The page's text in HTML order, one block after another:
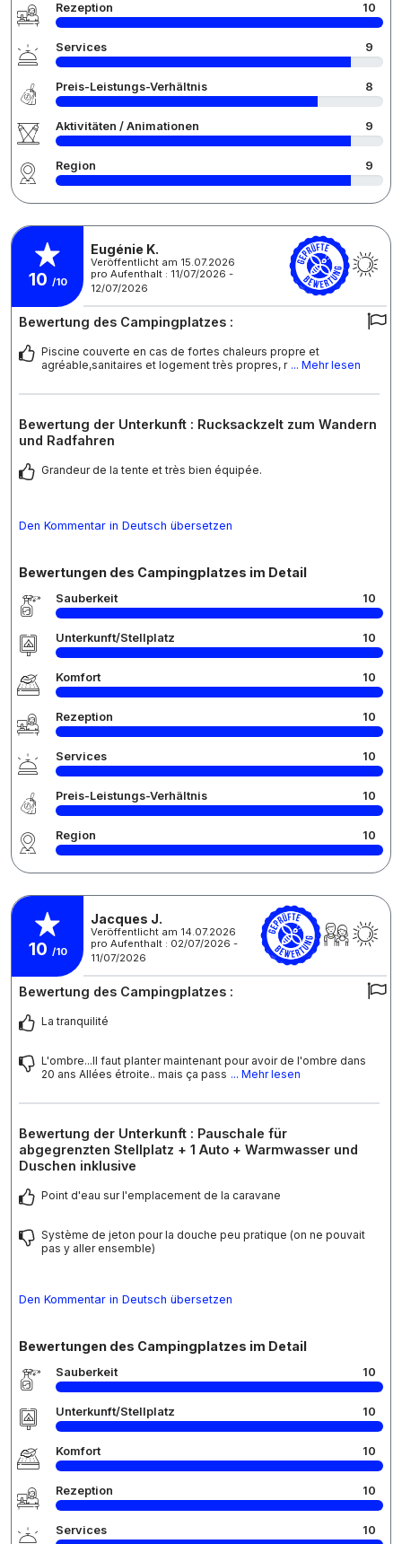
Rezeption 10
Services 9
Preis-Leistungs-Verhältnis 8
Aktivitäten / Animationen 9
Region 9
10 /10
Eugénie K.
Veröffentlicht am 15.07.2026
pro Aufenthalt : 11/07/2026 -
12/07/2026
Bewertung des Campingplatzes :
Piscine couverte en cas de fortes chaleurs propre et
agréable,sanitaires et logement très propres, r ... Mehr lesen
Bewertung der Unterkunft : Rucksackzelt zum Wandern
und Radfahren
Grandeur de la tente et très bien équipée.
Den Kommentar in Deutsch übersetzen
Bewertungen des Campingplatzes im Detail
Sauberkeit 10
Unterkunft/Stellplatz 10
Komfort 10
Rezeption 10
Services 10
Preis-Leistungs-Verhältnis 10
Region 10
10 /10
Jacques J.
Veröffentlicht am 14.07.2026
pro Aufenthalt : 02/07/2026 -
11/07/2026
Bewertung des Campingplatzes :
La tranquilité
L'ombre...Il faut planter maintenant pour avoir de l'ombre dans
20 ans Allées étroite.. mais ça pass ... Mehr lesen
Bewertung der Unterkunft : Pauschale für
abgegrenzten Stellplatz + 1 Auto + Warmwasser und
Duschen inklusive
Point d'eau sur l'emplacement de la caravane
Système de jeton pour la douche peu pratique (on ne pouvait
pas y aller ensemble)
Den Kommentar in Deutsch übersetzen
Bewertungen des Campingplatzes im Detail
Sauberkeit 10
Unterkunft/Stellplatz 10
Komfort 10
Rezeption 10
Services 10